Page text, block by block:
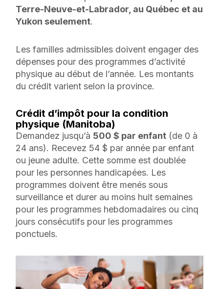
Terre-Neuve-et-Labrador, au Québec et au
Yukon seulement.
Les familles admissibles doivent engager des
dépenses pour des programmes d’activité
physique au début de l’année. Les montants
du crédit varient selon la province.
Crédit d’impôt pour la condition
physique (Manitoba)
Demandez jusqu’à 500 $ par enfant (de 0 à
24 ans). Recevez 54 $ par année par enfant
ou jeune adulte. Cette somme est doublée
pour les personnes handicapées. Les
programmes doivent être menés sous
surveillance et durer au moins huit semaines
pour les programmes hebdomadaires ou cinq
jours consécutifs pour les programmes
ponctuels.